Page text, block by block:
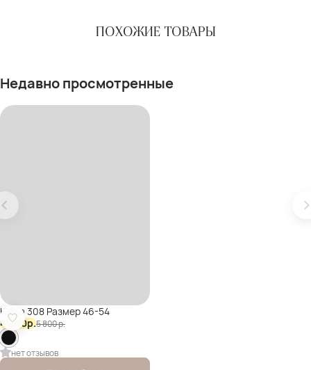
ПОХОЖИЕ ТОВАРЫ
Недавно просмотренные
Юбка 308 Размер 46-54
4 640р.5 800р.
нет отзывов